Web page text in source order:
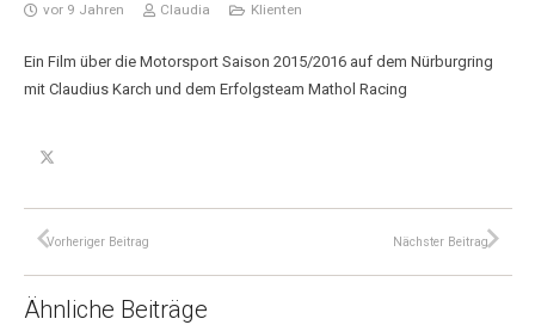
vor 9 Jahren Claudia Klienten
Ein Film über die Motorsport Saison 2015/2016 auf dem Nürburgring
mit Claudius Karch und dem Erfolgsteam Mathol Racing
Vorheriger Beitrag Nächster Beitrag
Ähnliche Beiträge